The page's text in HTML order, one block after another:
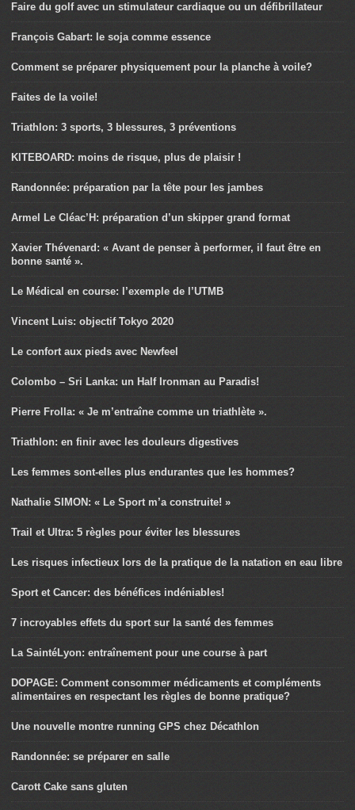
Faire du golf avec un stimulateur cardiaque ou un défibrillateur
François Gabart: le soja comme essence
Comment se préparer physiquement pour la planche à voile?
Faites de la voile!
Triathlon: 3 sports, 3 blessures, 3 préventions
KITEBOARD: moins de risque, plus de plaisir !
Randonnée: préparation par la tête pour les jambes
Armel Le Cléac’H: préparation d’un skipper grand format
Xavier Thévenard: « Avant de penser à performer, il faut être en
bonne santé ».
Le Médical en course: l’exemple de l’UTMB
Vincent Luis: objectif Tokyo 2020
Le confort aux pieds avec Newfeel
Colombo – Sri Lanka: un Half Ironman au Paradis!
Pierre Frolla: « Je m’entraîne comme un triathlète ».
Triathlon: en finir avec les douleurs digestives
Les femmes sont-elles plus endurantes que les hommes?
Nathalie SIMON: « Le Sport m’a construite! »
Trail et Ultra: 5 règles pour éviter les blessures
Les risques infectieux lors de la pratique de la natation en eau libre
Sport et Cancer: des bénéfices indéniables!
7 incroyables effets du sport sur la santé des femmes
La SaintéLyon: entraînement pour une course à part
DOPAGE: Comment consommer médicaments et compléments
alimentaires en respectant les règles de bonne pratique?
Une nouvelle montre running GPS chez Décathlon
Randonnée: se préparer en salle
Carott Cake sans gluten